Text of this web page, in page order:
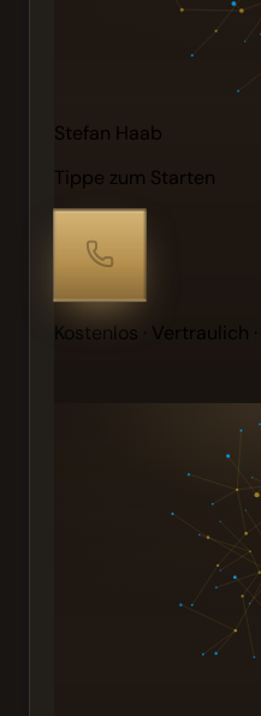
Stefan Haab
Tippe zum Starten
Kostenlos · Vertraulich